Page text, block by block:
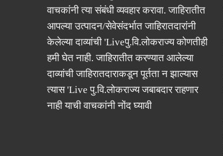
आपल्या उत्पादन/सेवेसंदर्भात जाहिरातदारांनी
केलेल्या दाव्यांची 'Liveपु.वि.लोकराज्य कोणतीही
हमी घेत नाही. जाहिरातीत करण्यात आलेल्या
दाव्यांची जाहिरातदाराकडून पूर्तता न झाल्यास
त्यास 'Live पु.वि.लोकराज्य जबाबदार राहणार
नाही याची वाचकांनी नोंद घ्यावी